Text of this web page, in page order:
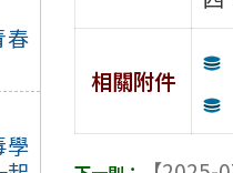
春
學
相關附件